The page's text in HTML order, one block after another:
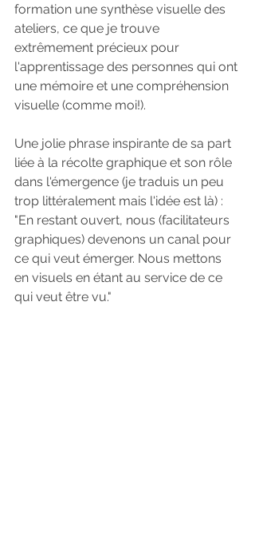
formation une synthèse visuelle des
ateliers, ce que je trouve
extrêmement précieux pour
l'apprentissage des personnes qui ont
une mémoire et une compréhension
visuelle (comme moi!).
Une jolie phrase inspirante de sa part
liée à la récolte graphique et son rôle
dans l'émergence (je traduis un peu
trop littéralement mais l'idée est là) :
"En restant ouvert, nous (facilitateurs
graphiques) devenons un canal pour
ce qui veut émerger. Nous mettons
en visuels en étant au service de ce
qui veut être vu."